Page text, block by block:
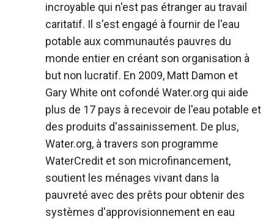
incroyable qui n'est pas étranger au travail
caritatif. Il s'est engagé à fournir de l'eau
potable aux communautés pauvres du
monde entier en créant son organisation à
but non lucratif. En 2009, Matt Damon et
Gary White ont cofondé Water.org qui aide
plus de 17 pays à recevoir de l'eau potable et
des produits d'assainissement. De plus,
Water.org, à travers son programme
WaterCredit et son microfinancement,
soutient les ménages vivant dans la
pauvreté avec des prêts pour obtenir des
systèmes d'approvisionnement en eau